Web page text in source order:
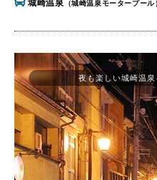
城崎温泉 （城崎温泉モータープール
夜も楽しい城崎温